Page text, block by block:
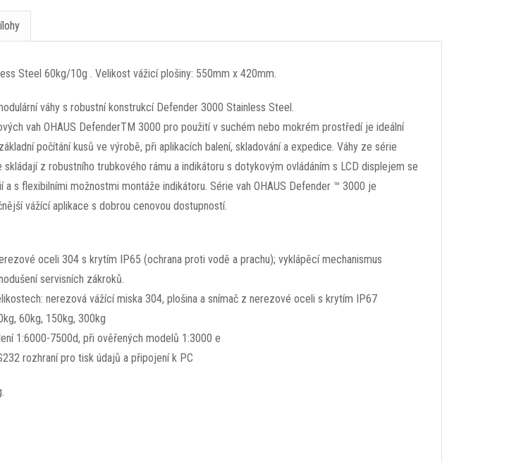
Steel 60kg/10g . Velikost vážicí plošiny: 550mm x 420mm.
váhy s robustní konstrukcí Defender 3000 Stainless Steel.
vah OHAUS DefenderTM 3000 pro použití v suchém nebo mokrém prostředí je ideální
počítání kusů ve výrobě, při aplikacích balení, skladování a expedice. Váhy ze série
z robustního trubkového rámu a indikátoru s dotykovým ovládáním s LCD displejem se
a s flexibilními možnostmi montáže indikátoru. Série vah OHAUS Defender ™ 3000 je
vážící aplikace s dobrou cenovou dostupností.
oceli 304 s krytím IP65 (ochrana proti vodě a prachu); vyklápěcí mechanismus
servisních zákroků.
nerezová vážící miska 304, plošina a snímač z nerezové oceli s krytím IP67
60kg, 150kg, 300kg
1:6000-7500d, při ověřených modelů 1:3000 e
rozhraní pro tisk údajů a připojení k PC